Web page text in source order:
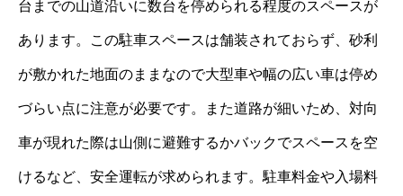
台までの山道沿いに数台を停められる程度のスペースが
あります。この駐車スペースは舗装されておらず、砂利
が敷かれた地面のままなので大型車や幅の広い車は停め
づらい点に注意が必要です。また道路が細いため、対向
車が現れた際は山側に避難するかバックでスペースを空
けるなど、安全運転が求められます。駐車料金や入場料